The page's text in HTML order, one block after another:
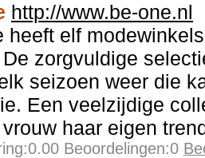
http://www.be-one.nl
heeft elf
zorgvuldige
seizoen weer die
Een veelzijdige
haar eigen
Beoordelingen:0